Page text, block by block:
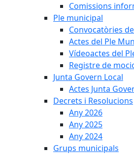
Comissions
Ple municipal
Convocatòries
Actes del Ple
Vídeoactes del
Registre de
Junta Govern Local
Actes Junta
Decrets i Resolucions
Any 2026
Any 2025
Any 2024
Grups municipals